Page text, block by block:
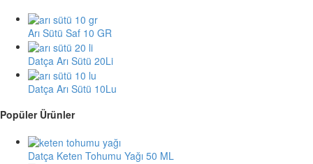
Arı Sütü Saf 10 GR
Datça Arı Sütü 20Li
Datça Arı Sütü 10Lu
Popüler Ürünler
Datça Keten Tohumu Yağı 50 ML